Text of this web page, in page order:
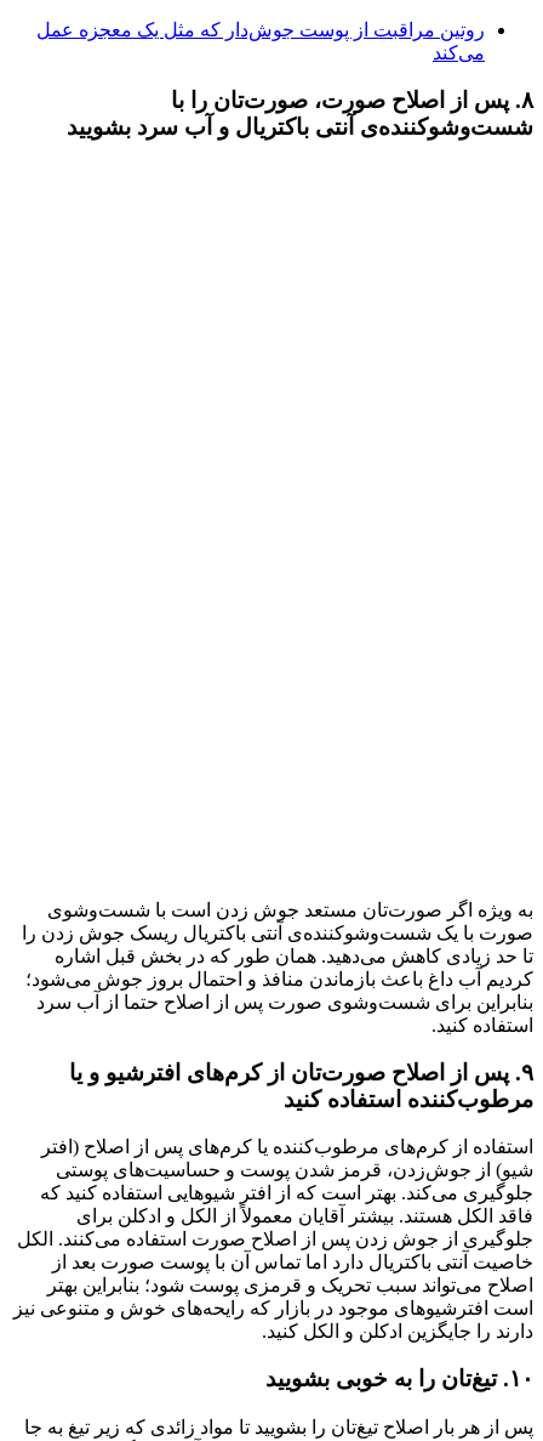
روتین مراقبت از پوست جوش‌دار که مثل یک معجزه عمل
می‌کند
۸. پس از اصلاح صورت، صورت‌تان را با
شست‌وشوکننده‌ی آنتی باکتریال و آب سرد بشویید
به ویژه اگر صورت‌تان مستعد جوش زدن است با شست‌وشوی
صورت با یک شست‌وشوکننده‌ی آنتی باکتریال ریسک جوش زدن را
تا حد زیادی کاهش می‌دهید. همان طور که در بخش قبل اشاره
کردیم آب داغ باعث بازماندن منافذ و احتمال بروز جوش می‌شود؛
بنابراین برای شست‌وشوی صورت پس از اصلاح حتما از آب سرد
استفاده کنید.
۹. پس از اصلاح صورت‌تان از کرم‌های افترشیو و یا
مرطوب‌کننده استفاده کنید
استفاده از کرم‌های مرطوب‌کننده یا کرم‌های پس از اصلاح (افتر
شیو‌) از جوش‌زدن، قرمز شدن پوست و حساسیت‌های پوستی
جلوگیری می‌کند. بهتر است که از افتر شیوهایی استفاده کنید که
فاقد الکل هستند. بیشتر آقایان معمولاً از الکل و ادکلن برای
جلوگیری از جوش زدن پس از اصلاح صورت استفاده می‌کنند. الکل
خاصیت آنتی باکتریال دارد اما تماس آن با پوست صورت بعد از
اصلاح می‌تواند سبب تحریک و قرمزی پوست شود؛ بنابراین بهتر
است افترشیوهای موجود در بازار که رایحه‌های خوش و متنوعی نیز
دارند را جایگزین ادکلن و الکل کنید.
۱۰. تیغ‌تان را به خوبی بشویید
پس از هر بار اصلاح تیغ‌تان را بشویید تا مواد زائدی که زیر تیغ به جا